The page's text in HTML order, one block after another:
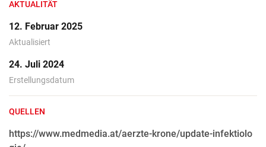
AKTUALITÄT
12. Februar 2025
Aktualisiert
24. Juli 2024
Erstellungsdatum
QUELLEN
https://www.medmedia.at/aerzte-krone/update-infektiolo